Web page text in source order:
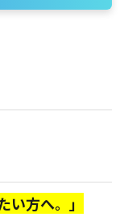
い方へ。」